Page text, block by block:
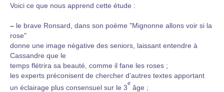
Voici ce que nous apprend cette étude :
– le brave Ronsard, dans son poème "Mignonne allons voir si la
rose"
donne une image négative des seniors, laissant entendre à
Cassandre que le
temps flétrira sa beauté, comme il fane les roses ;
les experts préconisent de chercher d’autres textes apportant
un éclairage plus consensuel sur le 3
e
âge ;